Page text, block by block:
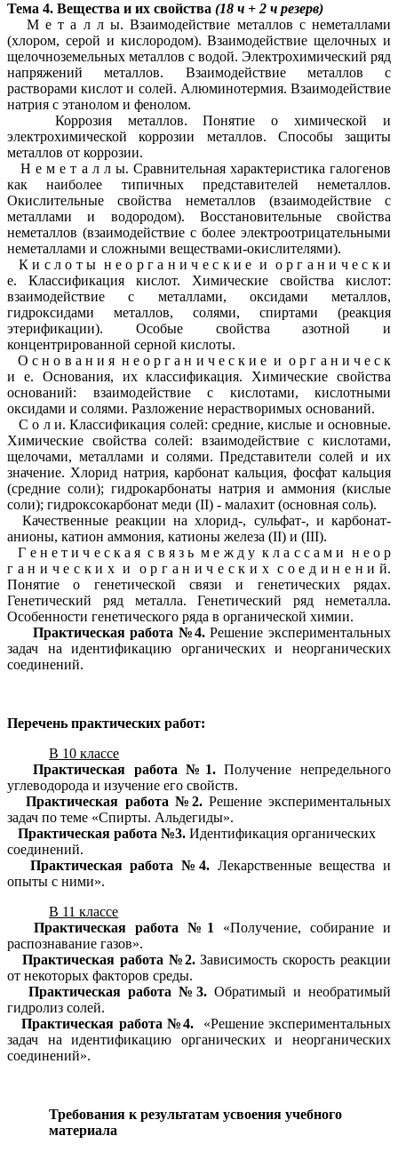
Тема 4. Вещества и их свойства (18 ч + 2 ч резерв)
М е т а л л ы. Взаимодействие металлов с неметаллами
(хлором, серой и кислородом). Взаимодействие щелочных и
щелочноземельных металлов с водой. Электрохимический ряд
напряжений металлов. Взаимодействие металлов с
растворами кислот и солей. Алюминотермия. Взаимодействие
натрия с этанолом и фенолом.
Коррозия металлов. Понятие о химической и
электрохимической коррозии металлов. Способы защиты
металлов от коррозии.
Н е м е т а л л ы. Сравнительная характеристика галогенов
как наиболее типичных представителей неметаллов.
Окислительные свойства неметаллов (взаимодействие с
металлами и водородом). Восстановительные свойства
неметаллов (взаимодействие с более электроотрицательными
неметаллами и сложными веществами-окислителями).
К и с л о т ы н е о р г а н и ч е с к и е и о р г а н и ч е с к и
е. Классификация кислот. Химические свойства кислот:
взаимодействие с металлами, оксидами металлов,
гидроксидами металлов, солями, спиртами (реакция
этерификации). Особые свойства азотной и
концентрированной серной кислоты.
О с н о в а н и я н е о р г а н и ч е с к и е и о р г а н и ч е с к
и е. Основания, их классификация. Химические свойства
оснований: взаимодействие с кислотами, кислотными
оксидами и солями. Разложение нерастворимых оснований.
С о л и. Классификация солей: средние, кислые и основные.
Химические свойства солей: взаимодействие с кислотами,
щелочами, металлами и солями. Представители солей и их
значение. Хлорид натрия, карбонат кальция, фосфат кальция
(средние соли); гидрокарбонаты натрия и аммония (кислые
соли); гидроксокарбонат меди (II) - малахит (основная соль).
Качественные реакции на хлорид-, сульфат-, и карбонат-
анионы, катион аммония, катионы железа (II) и (III).
Г е н е т и ч е с к а я с в я з ь м е ж д у к л а с с а м и н е о р
г а н и ч е с к и х и о р г а н и ч е с к и х с о е д и н е н и й.
Понятие о генетической связи и генетических рядах.
Генетический ряд металла. Генетический ряд неметалла.
Особенности генетического ряда в органической химии.
Практическая работа №4.Решение экспериментальных
задач на идентификацию органических и неорганических
соединений.
Перечень практических работ:
В 10 классе
Практическая работа №1.Получение непредельного
углеводорода и изучение его свойств.
Практическая работа №2.Решение экспериментальных
задач по теме «Спирты. Альдегиды».
Практическая работа №3. Идентификация органических
соединений.
Практическая работа №4. Лекарственные вещества и
опыты с ними».
В 11 классе
Практическая работа №1 «Получение, собирание и
распознавание газов».
Практическая работа №2.Зависимость скорость реакции
от некоторых факторов среды.
Практическая работа №3. Обратимый и необратимый
гидролиз солей.
Практическая работа №4.
«Решение экспериментальных
задач на идентификацию органических и неорганических
соединений».
Требования к результатам усвоения учебного
материала